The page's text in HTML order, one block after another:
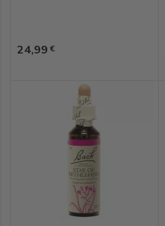
Prix
24,99 €